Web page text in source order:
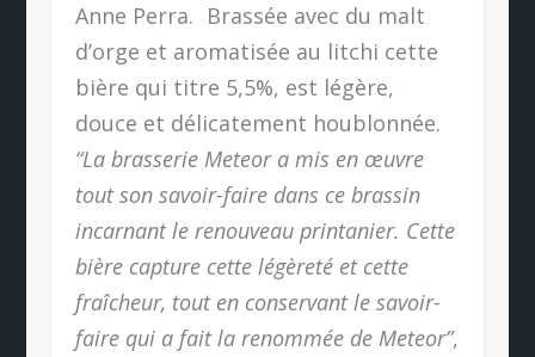
Anne Perra. Brassée avec du malt
d’orge et aromatisée au litchi cette
bière qui titre 5,5%, est légère,
douce et délicatement houblonnée.
“La brasserie Meteor a mis en œuvre
tout son savoir-faire dans ce brassin
incarnant le renouveau printanier. Cette
bière capture cette légèreté et cette
fraîcheur, tout en conservant le savoir-
faire qui a fait la renommée de Meteor”,